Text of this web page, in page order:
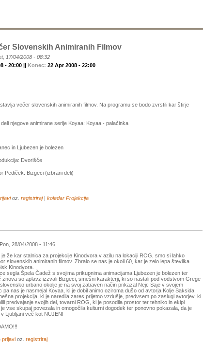
Slovenskih Animiranih Filmov
17/04/2008 - 08:32
- 20:00 || Konec: 22 Apr 2008 - 22:00
večer slovenskih animiranih filmov. Na programu se bodo zvrstili kar štirje
njegove animirane serije Koyaa: Koyaa - palačinka
in Ljubezen je bolezen
Dvorišče
Pediček: Bizgeci (izbrani deli)
oz. registriraj| koledar Projekcija
, Pon, 28/04/2008 - 11:46
že kar stalnica za projekcije Kinodvora v azilu na lokaciji ROG, smo si lahko
slovenskih animiranih filmov. Zbralo se nas je okoli 60, kar je zelo lepa številka
Kinodvora.
segla Špela Čadež s svojima prikupnima animacijama Ljubezen je bolezen ter
znova so aplavz izzvali Bizgeci, smešni karakterji, ki so nastali pod vodstvom Grege
urbano okolje je na svoj zabaven način prikazal Nejc Saje v svojem
pa nas je nasmejal Koyaa, ki je dobil animo oziroma dušo od avtorja Kolje Saksida.
projekcija, ki je naredila zares prijetno vzdušje, predvsem po zaslugi avtorjev, ki
predvajanje svojih del, tovarni ROG, ki je posodila prostor ter tehniko in ekipi
vse skupaj povezala in omogočila kulturni dogodek ter ponovno pokazala, da je
Ljubljani več kot NUJEN!
prijavi oz. registriraj